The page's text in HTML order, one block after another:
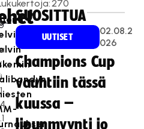
1
4
.1
270
SUOSITTUA
UUTISET
02.08.2
026
Champions Cup
vauhtiin tässä
kuussa –
lipunmyynti jo